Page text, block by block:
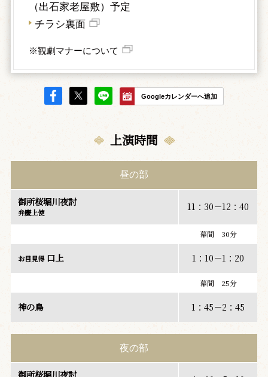
（出石家老屋敷）予定
チラシ裏面
※観劇マナーについて
Googleカレンダーへ追加
上演時間
昼の部
御所桜堀川夜討
弁慶上使 11：30－12：40
幕間 30分
お目見得口上 1：10－1：20
幕間 25分
神の鳥 1：45－2：45
夜の部
御所桜堀川夜討